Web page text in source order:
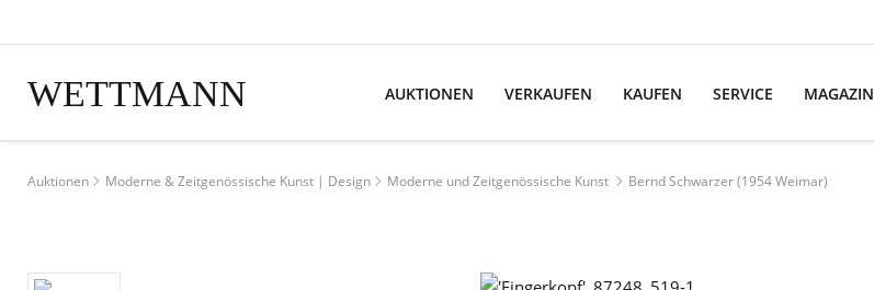
WETTMANN AUKTIONEN VERKAUFEN KAUFEN SERVICE MAGAZIN
Auktionen Moderne & Zeitgenössische Kunst | Design Moderne und Zeitgenössische Kunst Bernd Schwarzer (1954 Weimar)